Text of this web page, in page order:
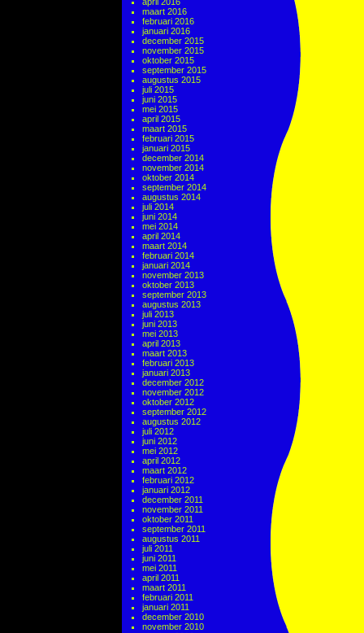
maart 2016
februari 2016
januari 2016
december 2015
november 2015
oktober 2015
september 2015
augustus 2015
juli 2015
juni 2015
mei 2015
april 2015
maart 2015
februari 2015
januari 2015
december 2014
november 2014
oktober 2014
september 2014
augustus 2014
juli 2014
juni 2014
mei 2014
april 2014
maart 2014
februari 2014
januari 2014
november 2013
oktober 2013
september 2013
augustus 2013
juli 2013
juni 2013
mei 2013
april 2013
maart 2013
februari 2013
januari 2013
december 2012
november 2012
oktober 2012
september 2012
augustus 2012
juli 2012
juni 2012
mei 2012
april 2012
maart 2012
februari 2012
januari 2012
december 2011
november 2011
oktober 2011
september 2011
augustus 2011
juli 2011
juni 2011
mei 2011
april 2011
maart 2011
februari 2011
januari 2011
december 2010
november 2010